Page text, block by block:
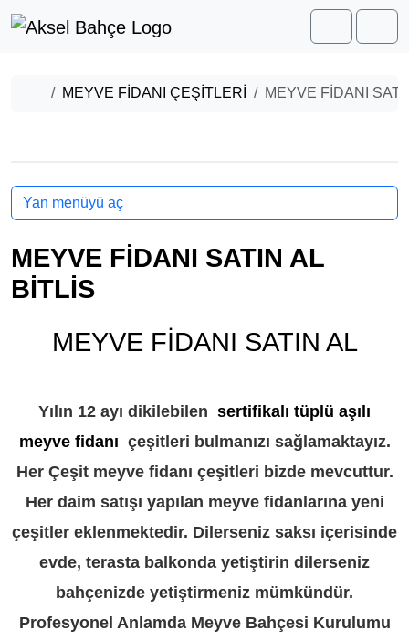
Cart
Home
MEYVE FİDANI ÇEŞİTLERİ MEYVE FİDANI
MEYVE FİDANI SATIN AL
BİTLİS
MEYVE FİDANI SATIN AL
Yılın 12 ayı dikilebilen sertifikalı tüplü aşılı
meyve fidanı çeşitleri bulmanızı sağlamaktayız.
Her Çeşit meyve fidanı çeşitleri bizde mevcuttur.
Her daim satışı yapılan meyve fidanlarına yeni
çeşitler eklenmektedir. Dilerseniz saksı içerisinde
evde, terasta balkonda yetiştirin dilerseniz
bahçenizde yetiştirmeniz mümkündür.
Profesyonel Anlamda Meyve Bahçesi Kurulumu
Yan menüyü aç